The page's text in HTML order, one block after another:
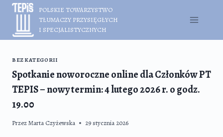
Przejdź
treści
POLSKIE TOWARZYSTWO
TŁUMACZY PRZYSIĘGŁYCH
I SPECJALISTYCZNYCH
BEZ KATEGORII
Spotkanie noworoczne online dla Członków PT
TEPIS – nowy termin: 4 lutego 2026 r. o godz.
19.00
PrzezMarta Czyżewska 29 stycznia 2026